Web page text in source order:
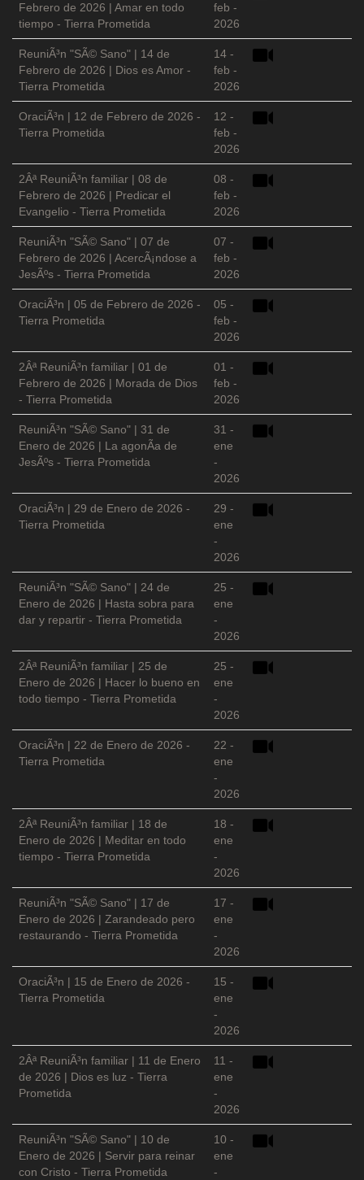
Febrero de 2026 | Amar en todo
tiempo - Tierra Prometida
feb -
2026
ReuniÃ³n "SÃ© Sano" | 14 de
Febrero de 2026 | Dios es Amor -
Tierra Prometida
14 -
feb -
2026
OraciÃ³n | 12 de Febrero de 2026 -
Tierra Prometida
12 -
feb -
2026
2Âª ReuniÃ³n familiar | 08 de
Febrero de 2026 | Predicar el
Evangelio - Tierra Prometida
08 -
feb -
2026
ReuniÃ³n "SÃ© Sano" | 07 de
Febrero de 2026 | AcercÃ¡ndose a
JesÃºs - Tierra Prometida
07 -
feb -
2026
OraciÃ³n | 05 de Febrero de 2026 -
Tierra Prometida
05 -
feb -
2026
2Âª ReuniÃ³n familiar | 01 de
Febrero de 2026 | Morada de Dios
- Tierra Prometida
01 -
feb -
2026
ReuniÃ³n "SÃ© Sano" | 31 de
Enero de 2026 | La agonÃ­a de
JesÃºs - Tierra Prometida
31 -
ene
-
2026
OraciÃ³n | 29 de Enero de 2026 -
Tierra Prometida
29 -
ene
-
2026
ReuniÃ³n "SÃ© Sano" | 24 de
Enero de 2026 | Hasta sobra para
dar y repartir - Tierra Prometida
25 -
ene
-
2026
2Âª ReuniÃ³n familiar | 25 de
Enero de 2026 | Hacer lo bueno en
todo tiempo - Tierra Prometida
25 -
ene
-
2026
OraciÃ³n | 22 de Enero de 2026 -
Tierra Prometida
22 -
ene
-
2026
2Âª ReuniÃ³n familiar | 18 de
Enero de 2026 | Meditar en todo
tiempo - Tierra Prometida
18 -
ene
-
2026
ReuniÃ³n "SÃ© Sano" | 17 de
Enero de 2026 | Zarandeado pero
restaurando - Tierra Prometida
17 -
ene
-
2026
OraciÃ³n | 15 de Enero de 2026 -
Tierra Prometida
15 -
ene
-
2026
2Âª ReuniÃ³n familiar | 11 de Enero
de 2026 | Dios es luz - Tierra
Prometida
11 -
ene
-
2026
ReuniÃ³n "SÃ© Sano" | 10 de
Enero de 2026 | Servir para reinar
con Cristo - Tierra Prometida
10 -
ene
-